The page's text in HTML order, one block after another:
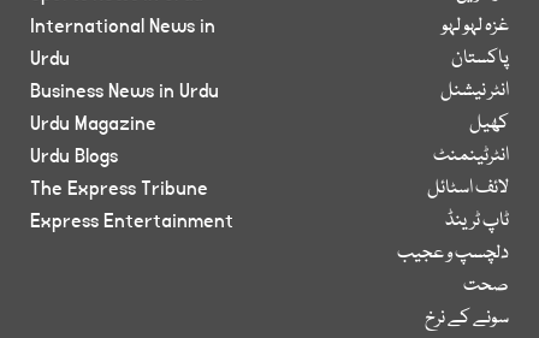
غزہ لہو لہو
پاکستان
انٹر نیشنل
کھیل
انٹرٹینمنٹ
لائف اسٹائل
ٹاپ ٹرینڈ
دلچسپ و عجیب
صحت
سونے کے نرخ
International News in
Urdu
Business News in Urdu
Urdu Magazine
Urdu Blogs
The Express Tribune
Express Entertainment